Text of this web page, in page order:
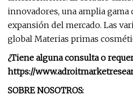
innovadores, una amplia
expansión del mercado. Las
global Materias primas
¿Tiene alguna consulta o
https://
SOBRE NOSOTROS: